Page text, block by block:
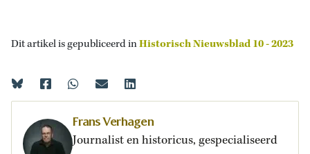
Dit artikel is gepubliceerd inHistorisch Nieuwsblad 10 - 2023
Frans Verhagen
Journalist en historicus, gespecialiseerd